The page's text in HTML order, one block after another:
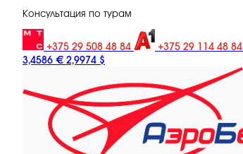
Консультация по турам
+375 29 508 48 84 +375 29 114 48 84
3,4586 € 2,9974 $